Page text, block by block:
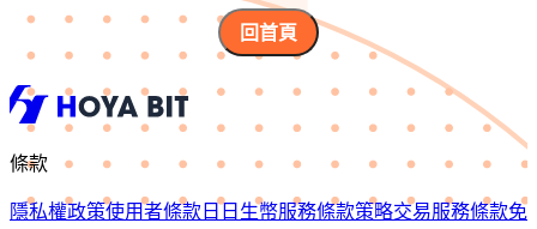
回首頁
條款
隱私權政策使用者條款 日日生幣服務條款策略交易服務條款免